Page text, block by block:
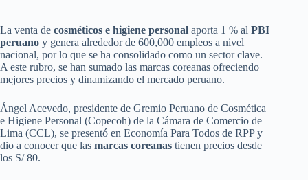
La venta de cosméticos e higiene personal aporta 1 % al PBI
peruano y genera alrededor de 600,000 empleos a nivel
nacional, por lo que se ha consolidado como un sector clave.
A este rubro, se han sumado las marcas coreanas ofreciendo
mejores precios y dinamizando el mercado peruano.
Ángel Acevedo, presidente de Gremio Peruano de Cosmética
e Higiene Personal (Copecoh) de la Cámara de Comercio de
Lima (CCL), se presentó en Economía Para Todos de RPP y
dio a conocer que las marcas coreanas tienen precios desde
los S/ 80.